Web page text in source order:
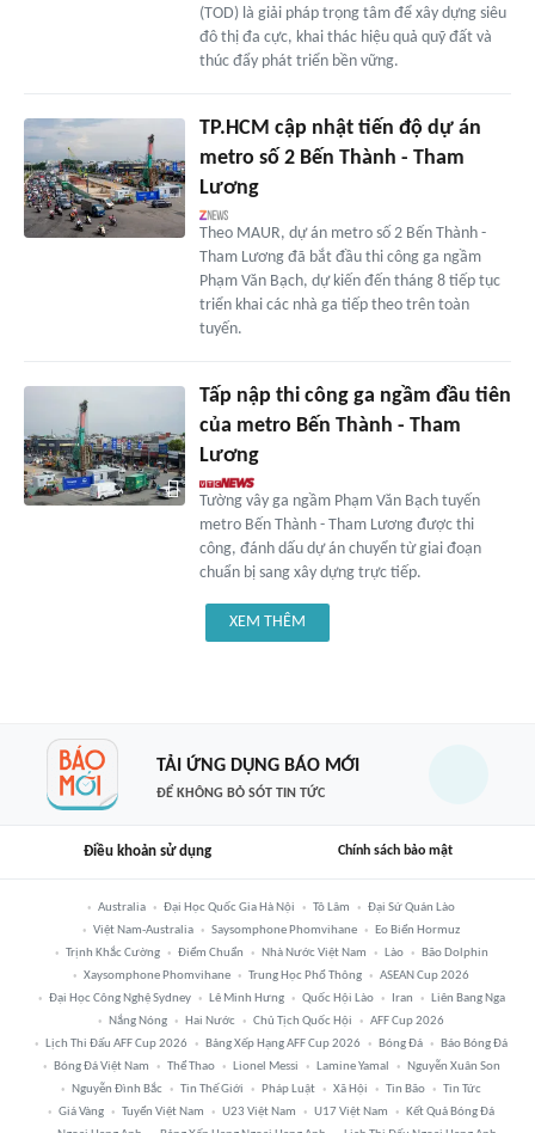
(TOD) là giải pháp trọng tâm để xây dựng siêu
đô thị đa cực, khai thác hiệu quả quỹ đất và
thúc đẩy phát triển bền vững.
TP.HCM cập nhật tiến độ dự án
metro số 2 Bến Thành - Tham
Lương
Theo MAUR, dự án metro số 2 Bến Thành -
Tham Lương đã bắt đầu thi công ga ngầm
Phạm Văn Bạch, dự kiến đến tháng 8 tiếp tục
triển khai các nhà ga tiếp theo trên toàn
tuyến.
Tấp nập thi công ga ngầm đầu tiên
của metro Bến Thành - Tham
Lương
Tường vây ga ngầm Phạm Văn Bạch tuyến
metro Bến Thành - Tham Lương được thi
công, đánh dấu dự án chuyển từ giai đoạn
chuẩn bị sang xây dựng trực tiếp.
XEM THÊM
TẢI ỨNG DỤNG BÁO MỚI
ĐỂ KHÔNG BỎ SÓT TIN TỨC
Điều khoản sử dụng Chính sách bảo mật
Australia Đại Học Quốc Gia Hà Nội Tô Lâm
Đại Sứ Quán Lào
Việt Nam-Australia
Saysomphone Phomvihane
Eo Biển Hormuz
Trịnh Khắc Cường
Điểm Chuẩn Nhà Nước Việt Nam Lào
Bão Dolphin
Xaysomphone Phomvihane
Trung Học Phổ Thông
ASEAN Cup 2026
Đại Học Công Nghệ Sydney
Lê Minh Hưng Quốc Hội Lào Iran
Liên Bang Nga
Nắng Nóng
Hai Nước Chủ Tịch Quốc Hội
AFF Cup 2026
Lịch Thi Đấu AFF Cup 2026
Bảng Xếp Hạng AFF Cup 2026 Bóng Đá
Báo Bóng Đá
Bóng Đá Việt Nam
Thể Thao Lionel Messi Lamine Yamal
Nguyễn Xuân Son
Nguyễn Đình Bắc
Tin Thế Giới Pháp Luật Xã Hội Tin Bão
Tin Tức
Giá Vàng
Tuyển Việt Nam U23 Việt Nam U17 Việt Nam
Kết Quả Bóng Đá